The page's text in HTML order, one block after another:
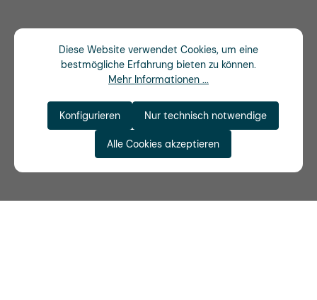
Diese Website verwendet Cookies, um eine
bestmögliche Erfahrung bieten zu können.
Mehr Informationen ...
Nur technisch notwendige
Konfigurieren
Alle Cookies akzeptieren